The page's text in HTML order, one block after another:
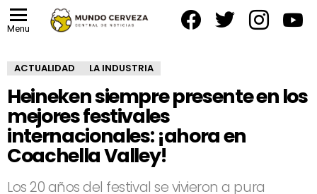
Menu
ACTUALIDAD LA INDUSTRIA
Heineken siempre presente en los
mejores festivales
internacionales: ¡ahora en
Coachella Valley!
Los 20 años del festival se vivieron a pura